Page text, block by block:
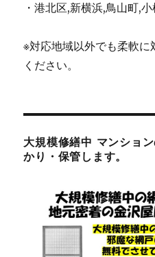
・港北区,新横浜,鳥山町,
※対応地域以外でも柔軟
ください。
大規模修繕中 マンショ
かり・保管します。